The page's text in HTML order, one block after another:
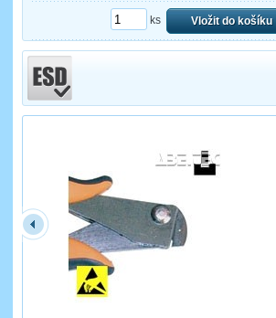
ks Vložit do košíku